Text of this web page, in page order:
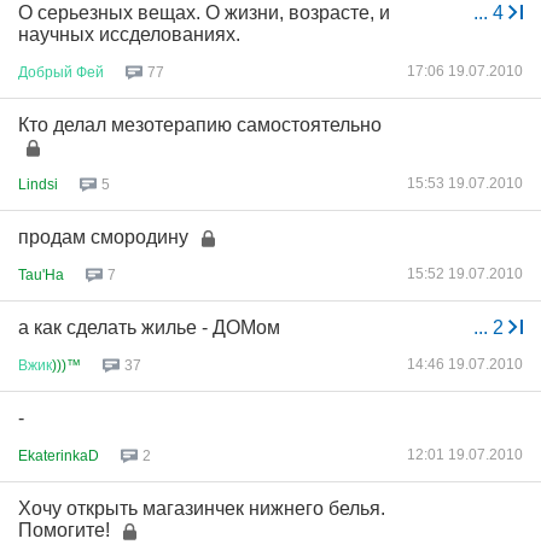
... 4
О серьезных вещах. О жизни, возрасте, и
научных иссделованиях.
Добрый Фей 77 17:06 19.07.2010
Кто делал мезотерапию самостоятельно
Lindsi 5 15:53 19.07.2010
продам смородину
Tau'Ha 7 15:52 19.07.2010
... 2
а как сделать жилье - ДОМом
Вжик)))™ 37 14:46 19.07.2010
-
EkaterinkaD 2 12:01 19.07.2010
Хочу открыть магазинчек нижнего белья.
Помогите!